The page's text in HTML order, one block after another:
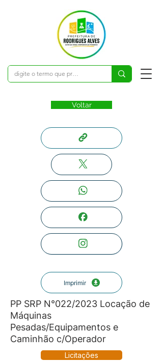
Voltar
Imprimir
PP SRP N°022/2023 Locação de
Máquinas
Pesadas/Equipamentos e
Caminhão c/Operador
Licitações